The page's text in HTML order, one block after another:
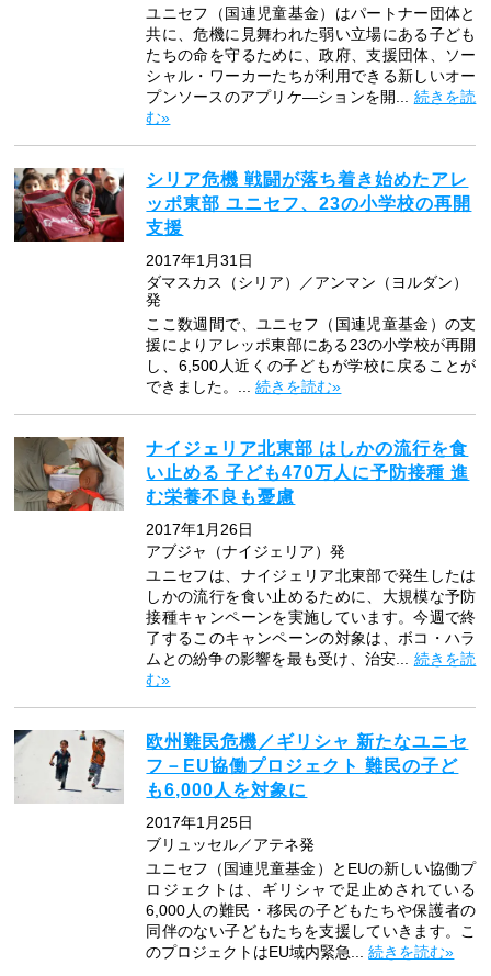
ユニセフ（国連児童基金）はパートナー団体と
共に、危機に見舞われた弱い立場にある子ども
たちの命を守るために、政府、支援団体、ソー
シャル・ワーカーたちが利用できる新しいオー
プンソースのアプリケ―ションを開... 続きを読
む»
シリア危機 戦闘が落ち着き始めたアレ
ッポ東部 ユニセフ、23の小学校の再開
支援
2017年1月31日
ダマスカス（シリア）／アンマン（ヨルダン）
発
ここ数週間で、ユニセフ（国連児童基金）の支
援によりアレッポ東部にある23の小学校が再開
し、6,500人近くの子どもが学校に戻ることが
できました。...続きを読む»
ナイジェリア北東部 はしかの流行を食
い止める 子ども470万人に予防接種 進
む栄養不良も憂慮
2017年1月26日
アブジャ（ナイジェリア）発
ユニセフは、ナイジェリア北東部で発生したは
しかの流行を食い止めるために、大規模な予防
接種キャンペーンを実施しています。今週で終
了するこのキャンペーンの対象は、ボコ・ハラ
ムとの紛争の影響を最も受け、治安... 続きを読
む»
欧州難民危機／ギリシャ 新たなユニセ
フ－EU協働プロジェクト 難民の子ど
も6,000人を対象に
2017年1月25日
ブリュッセル／アテネ発
ユニセフ（国連児童基金）とEUの新しい協働プ
ロジェクトは、ギリシャで足止めされている
6,000人の難民・移民の子どもたちや保護者の
同伴のない子どもたちを支援していきます。こ
のプロジェクトはEU域内緊急...続きを読む»